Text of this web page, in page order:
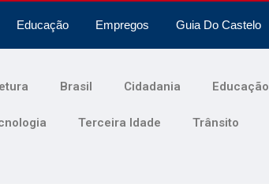
Educação Empregos Guia Do Castelo
Brasil Cidadania Educação
Terceira Idade Trânsito